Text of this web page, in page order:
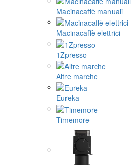
Macinacaffè manuali
Macinacaffè elettrici
1Zpresso
Altre marche
Eureka
Timemore